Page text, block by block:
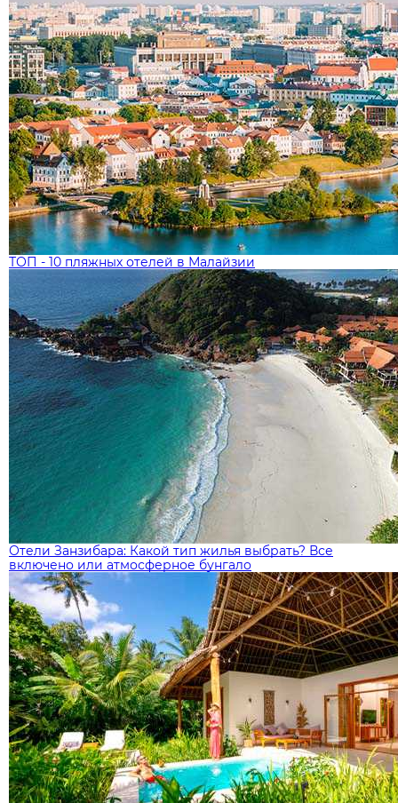
ТОП - 10 пляжных отелей в Малайзии
Отели Занзибара: Какой тип жилья выбрать? Все
включено или атмосферное бунгало